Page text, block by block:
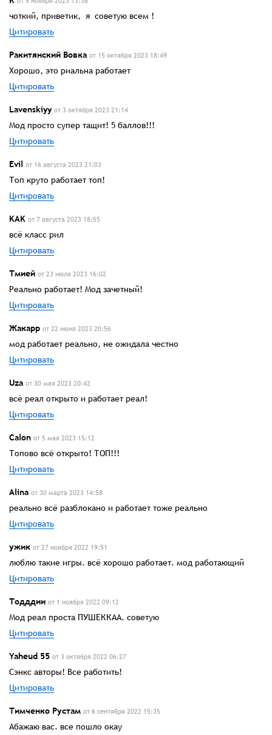
чоткий, приветик, я советую всем !
Цитировать
Ракитянский Вовка от 15 октября 2023 18:49
Хорошо, это риальна работает
Цитировать
Lavenskiyy от 3 октября 2023 21:14
Мод просто супер тащит! 5 баллов!!!
Цитировать
Evil от 16 августа 2023 21:03
Топ круто работает топ!
Цитировать
KAK от 7 августа 2023 18:55
всё класс рил
Цитировать
Тмией от 23 июля 2023 16:02
Реально работает! Мод зачетный!
Цитировать
Жакарр от 22 июня 2023 20:56
мод работает реально, не ожидала честно
Цитировать
Uza от 30 мая 2023 20:42
всё реал открыто и работает реал!
Цитировать
Calon от 5 мая 2023 15:12
Топово всё открыто! ТОП!!!
Цитировать
Alina от 30 марта 2023 14:58
реально всё разблокано и работает тоже реально
Цитировать
ужик от 27 ноября 2022 19:51
люблю такие игры. всё хорошо работает. мод работающий
Цитировать
Тодддии от 1 ноября 2022 09:12
Мод реал проста ПУШЕККАА. советую
Цитировать
Yaheud 55 от 3 октября 2022 06:27
Сэнкс авторы! Все работить!
Цитировать
Тимченко Рустам от 6 сентября 2022 15:35
Абажаю вас. все пошло окау